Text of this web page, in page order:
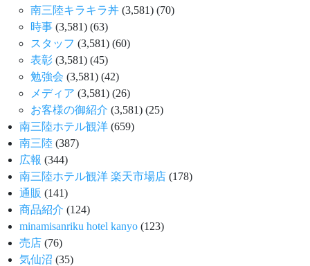
南三陸キラキラ丼 (3,581) (70)
時事 (3,581) (63)
スタッフ (3,581) (60)
表彰 (3,581) (45)
勉強会 (3,581) (42)
メディア (3,581) (26)
お客様の御紹介 (3,581) (25)
南三陸ホテル観洋 (659)
南三陸 (387)
広報 (344)
南三陸ホテル観洋 楽天市場店 (178)
通販 (141)
商品紹介 (124)
minamisanriku hotel kanyo (123)
売店 (76)
気仙沼 (35)